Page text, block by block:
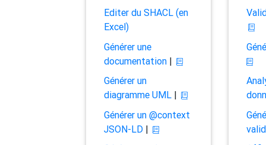
Editer du SHACL (en
Excel)
Générer une
documentation|
Générer un
diagramme UML|
Générer un @context
JSON-LD|